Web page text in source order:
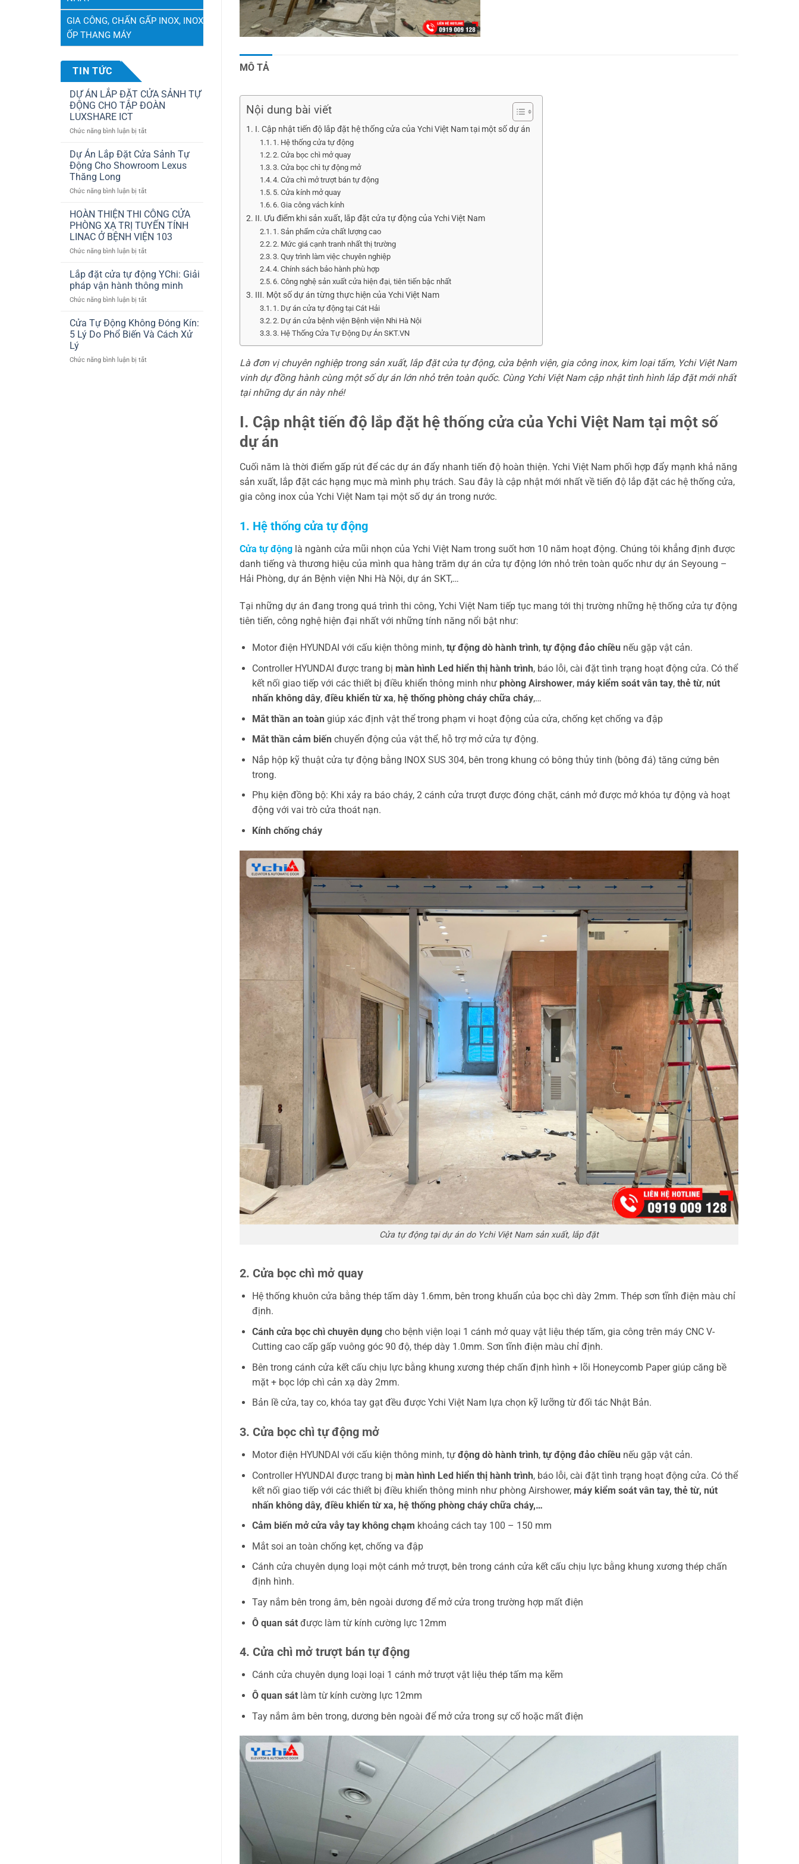
GIA CÔNG, CHẤN GẤP INOX, INOX
ỐP THANG MÁY
TIN TỨC
DỰ ÁN LẮP ĐẶT CỬA SẢNH TỰ
ĐỘNG CHO TẬP ĐOÀN
LUXSHARE ICT
Chức năng bình luận bị tắt
ÁN
ĐẶT
SẢNH
ĐỘNG
CHO
TẬP
ĐOÀN
LUXSHARE
Dự Án Lắp Đặt Cửa Sảnh Tự
Động Cho Showroom Lexus
Thăng Long
Chức năng bình luận bị tắt
Án
Lắp
Đặt
Cửa
Sảnh
Động
Cho
Showroom
Lexus
Long
HOÀN THIỆN THI CÔNG CỬA
PHÒNG XẠ TRỊ TUYẾN TÍNH
LINAC Ở BỆNH VIỆN 103
Chức năng bình luận bị tắt
THIỆN
THI
CÔNG
CỬA
XẠ
TRỊ
LINAC
Lắp đặt cửa tự động YChi: Giải
pháp vận hành thông minh
Chức năng bình luận bị tắt
đặt
cửa
tự
YChi:
Cửa Tự Động Không Đóng Kín:
5 Lý Do Phổ Biến Và Cách Xử
Lý
Chức năng bình luận bị tắt
MÔ TẢ
Nội dung bài viết
I. Cập nhật tiến độ lắp đặt hệ thống cửa của Ychi Việt Nam tại một số dự án
1. Hệ thống cửa tự động
2. Cửa bọc chì mở quay
3. Cửa bọc chì tự động mở
4. Cửa chì mở trượt bán tự động
5. Cửa kính mở quay
6. Gia công vách kính
II. Ưu điểm khi sản xuất, lắp đặt cửa tự động của Ychi Việt Nam
1. Sản phẩm cửa chất lượng cao
2. Mức giá cạnh tranh nhất thị trường
3. Quy trình làm việc chuyên nghiệp
4. Chính sách bảo hành phù hợp
6. Công nghệ sản xuất cửa hiện đại, tiên tiến bậc nhất
III. Một số dự án từng thực hiện của Ychi Việt Nam
1. Dự án cửa tự động tại Cát Hải
2. Dự án cửa bệnh viện Bệnh viện Nhi Hà Nội
3. Hệ Thống Cửa Tự Động Dự Án SKT.VN
Là đơn vị chuyên nghiệp trong sản xuất, lắp đặt cửa tự động, cửa bệnh viện, gia công inox, kim loại tấm, Ychi Việt Nam
vinh dự đồng hành cùng một số dự án lớn nhỏ trên toàn quốc. Cùng Ychi Việt Nam cập nhật tình hình lắp đặt mới nhất
tại những dự án này nhé!
I. Cập nhật tiến độ lắp đặt hệ thống cửa của Ychi Việt Nam tại một số
dự án
Cuối năm là thời điểm gấp rút để các dự án đẩy nhanh tiến độ hoàn thiện. Ychi Việt Nam phối hợp đẩy mạnh khả năng
sản xuất, lắp đặt các hạng mục mà mình phụ trách. Sau đây là cập nhật mới nhất về tiến độ lắp đặt các hệ thống cửa,
gia công inox của Ychi Việt Nam tại một số dự án trong nước.
1. Hệ thống cửa tự động
Cửa tự động là ngành cửa mũi nhọn của Ychi Việt Nam trong suốt hơn 10 năm hoạt động. Chúng tôi khẳng định được
danh tiếng và thương hiệu của mình qua hàng trăm dự án cửa tự động lớn nhỏ trên toàn quốc như dự án Seyoung –
Hải Phòng, dự án Bệnh viện Nhi Hà Nội, dự án SKT,…
Tại những dự án đang trong quá trình thi công, Ychi Việt Nam tiếp tục mang tới thị trường những hệ thống cửa tự động
tiên tiến, công nghệ hiện đại nhất với những tính năng nổi bật như:
Motor điện HYUNDAI với cấu kiện thông minh,tự động dò hành trình, tự động đảo chiều nếu gặp vật cản.
Controller HYUNDAI được trang bị màn hình Led hiển thị hành trình, báo lỗi, cài đặt tình trạng hoạt động cửa. Có thể
kết nối giao tiếp với các thiết bị điều khiển thông minh như phòng Airshower,máy kiểm soát vân tay,thẻ từ, nút
nhấn không dây, điều khiển từ xa, hệ thống phòng cháy chữa cháy,…
Mắt thần an toàn giúp xác định vật thể trong phạm vi hoạt động của cửa, chống kẹt chống va đập
Mắt thần cảm biến chuyển động của vật thể, hỗ trợ mở cửa tự động.
Nắp hộp kỹ thuật cửa tự động bằng INOX SUS 304, bên trong khung có bông thủy tinh (bông đá) tăng cứng bên
trong.
Phụ kiện đồng bộ: Khi xảy ra báo cháy, 2 cánh cửa trượt được đóng chặt, cánh mở được mở khóa tự động và hoạt
động với vai trò cửa thoát nạn.
Kính chống cháy
Cửa tự động tại dự án do Ychi Việt Nam sản xuất, lắp đặt
2. Cửa bọc chì mở quay
Hệ thống khuôn cửa bằng thép tấm dày 1.6mm, bên trong khuẩn của bọc chì dày 2mm. Thép sơn tĩnh điện màu chỉ
định.
Cánh cửa bọc chì chuyên dụngcho bệnh viện loại 1 cánh mở quay vật liệu thép tấm, gia công trên máy CNC V-
Cutting cao cấp gấp vuông góc 90 độ, thép dày 1.0mm. Sơn tĩnh điện màu chỉ định.
Bên trong cánh cửa kết cấu chịu lực bằng khung xương thép chấn định hình + lõi Honeycomb Paper giúp căng bề
mặt + bọc lớp chì cản xạ dày 2mm.
Bản lề cửa, tay co, khóa tay gạt đều được Ychi Việt Nam lựa chọn kỹ lưỡng từ đối tác Nhật Bản.
3. Cửa bọc chì tự động mở
Motor điện HYUNDAI với cấu kiện thông minh, tựđộng dò hành trình,tự động đảo chiều nếu gặp vật cản.
Controller HYUNDAI được trang bị màn hình Led hiển thị hành trình, báo lỗi, cài đặt tình trạng hoạt động cửa. Có thể
kết nối giao tiếp với các thiết bị điều khiển thông minh như phòng Airshower, máy kiểm soát vân tay, thẻ từ, nút
nhấn không dây, điều khiển từ xa, hệ thống phòng cháy chữa cháy,…
Cảm biến mở cửa vẫy tay không chạm khoảng cách tay 100 – 150 mm
Mắt soi an toàn chống kẹt, chống va đập
Cánh cửa chuyên dụng loại một cánh mở trượt, bên trong cánh cửa kết cấu chịu lực bằng khung xương thép chấn
định hình.
Tay nắm bên trong âm, bên ngoài dương để mở cửa trong trường hợp mất điện
Ô quan sátđược làm từ kính cường lực 12mm
4. Cửa chì mở trượt bán tự động
Cánh cửa chuyên dụng loại loại 1 cánh mở trượt vật liệu thép tấm mạ kẽm
Ô quan sátlàm từ kính cường lực 12mm
Tay nắm âm bên trong, dương bên ngoài để mở cửa trong sự cố hoặc mất điện